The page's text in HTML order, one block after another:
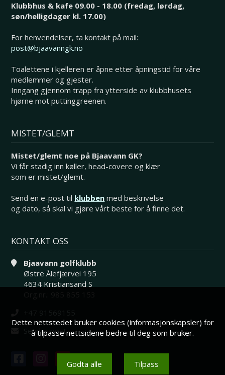
Klubbhus & kafe 09.00 - 18.00 (fredag, lørdag,
søn/helligdager kl. 17.00)
For henvendelser, ta kontakt på mail:
post@bjaavanngk.no
Toalettene i kjelleren er åpne etter åpningstid for våre
medlemmer og gjester.
Inngang gjennom trapp fra ytterside av klubbhusets
hjørne mot puttinggreenen.
MISTET/GLEMT
Mistet/glemt noe på Bjaavann GK?
Vi får stadig inn køller, head-covere og klær
som er mistet/glemt.
Send en e-post til klubben med beskrivelse
og dato, så skal vi gjøre vårt beste for å finne det.
KONTAKT OSS
Bjaavann golfklubb
Østre Ålefjærvei 195
4634 Kristiansand S
Send e-post
Dette nettstedet bruker cookies (informasjonskapsler) for
å tilpasse nettsidene bedre til deg som bruker.
Godta alle Tilpass